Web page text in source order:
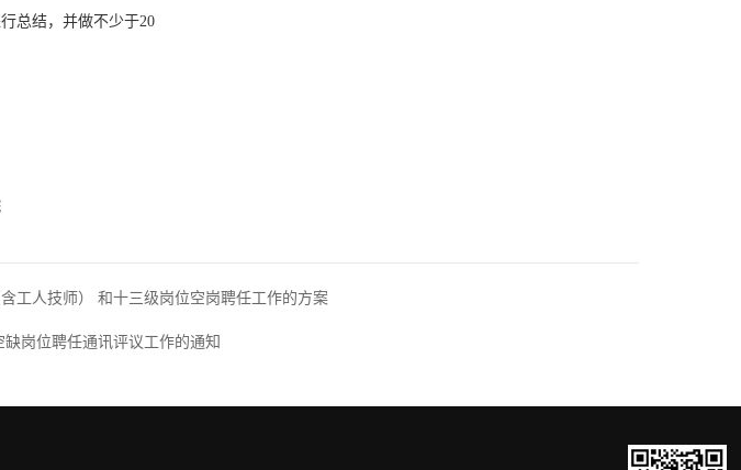
总结，并做不少于20
工人技师） 和十三级岗位空岗聘任工作的方案
岗位聘任通讯评议工作的通知